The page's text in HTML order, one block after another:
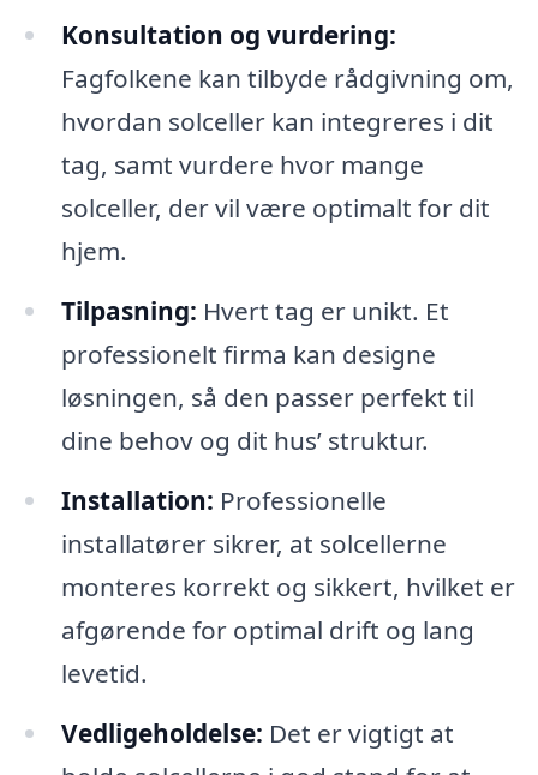
Konsultation og vurdering:
Fagfolkene kan tilbyde rådgivning om,
hvordan solceller kan integreres i dit
tag, samt vurdere hvor mange
solceller, der vil være optimalt for dit
hjem.
Tilpasning: Hvert tag er unikt. Et
professionelt firma kan designe
løsningen, så den passer perfekt til
dine behov og dit hus’ struktur.
Installation: Professionelle
installatører sikrer, at solcellerne
monteres korrekt og sikkert, hvilket er
afgørende for optimal drift og lang
levetid.
Vedligeholdelse: Det er vigtigt at